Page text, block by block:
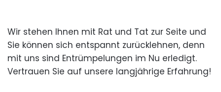
Wir stehen Ihnen mit Rat und Tat zur Seite und
Sie können sich entspannt zurücklehnen, denn
mit uns sind Entrümpelungen im Nu erledigt.
Vertrauen Sie auf unsere langjährige Erfahrung!